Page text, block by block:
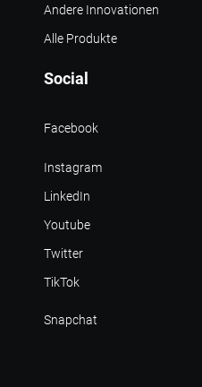
Social
Alle Produkte
Andere Innovationen
Facebook
Youtube
Twitter
TikTok
Snapchat
LinkedIn
Instagram